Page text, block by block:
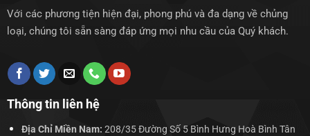
Với các phương tiện hiện đại, phong phú và đa dạng về chủng
loại, chúng tôi sẵn sàng đáp ứng mọi nhu cầu của Quý khách.
Thông tin liên hệ
Địa Chỉ Miền Nam: 208/35 Đường Số 5 Bình Hưng Hoà Bình Tân